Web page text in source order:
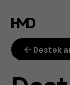
Nokia
Destek